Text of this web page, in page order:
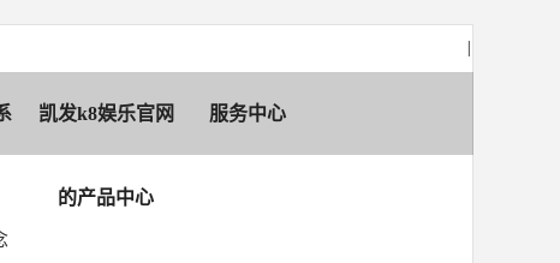
|
凯发k8娱乐官网
的产品中心
服务中心